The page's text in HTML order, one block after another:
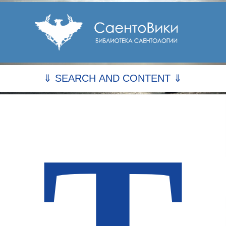
⇓ SEARCH AND CONTENT ⇓